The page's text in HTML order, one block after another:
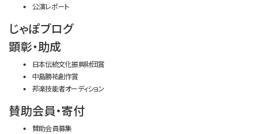
公演レポート
じゃぽブログ
顕彰・助成
日本伝統文化振興財団賞
中島勝祐創作賞
邦楽技能者オーディション
賛助会員・寄付
賛助会員募集